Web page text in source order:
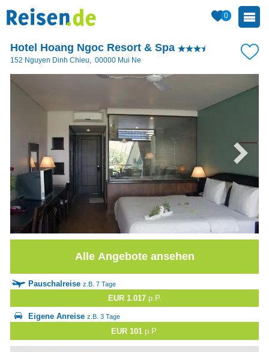
0
Hotel Hoang Ngoc Resort & Spa
152 Nguyen Dinh Chieu, 00000 Mui Ne
Alle Angebote ansehen
Pauschalreise z.B. 7 Tage
EUR 1.017 p.P.
Eigene Anreise z.B. 3 Tage
EUR 101 p.P.